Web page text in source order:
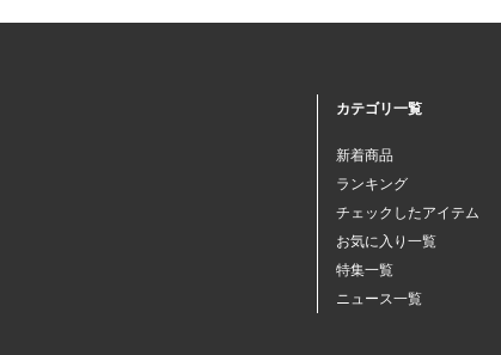
カテゴリ一覧
新着商品
ランキング
チェックしたアイテム
お気に入り一覧
特集一覧
ニュース一覧